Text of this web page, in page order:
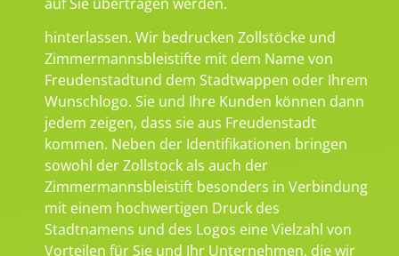
hinterlassen. Wir bedrucken Zollstöcke und
Zimmermannsbleistifte mit dem Name von
Freudenstadtund dem Stadtwappen oder Ihrem
Wunschlogo. Sie und Ihre Kunden können dann
jedem zeigen, dass sie aus Freudenstadt
kommen. Neben der Identifikationen bringen
sowohl der Zollstock als auch der
Zimmermannsbleistift besonders in Verbindung
mit einem hochwertigen Druck des
Stadtnamens und des Logos eine Vielzahl von
Vorteilen für Sie und Ihr Unternehmen, die wir